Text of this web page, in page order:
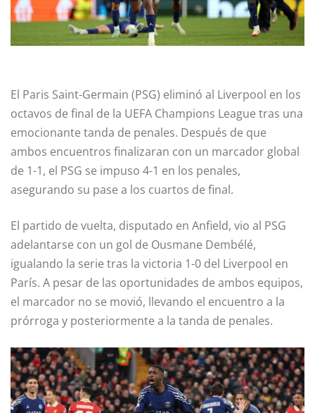
El Paris Saint-Germain (PSG) eliminó al Liverpool en los
octavos de final de la UEFA Champions League tras una
emocionante tanda de penales. Después de que
ambos encuentros finalizaran con un marcador global
de 1-1, el PSG se impuso 4-1 en los penales,
asegurando su pase a los cuartos de final.
El partido de vuelta, disputado en Anfield, vio al PSG
adelantarse con un gol de Ousmane Dembélé,
igualando la serie tras la victoria 1-0 del Liverpool en
París. A pesar de las oportunidades de ambos equipos,
el marcador no se movió, llevando el encuentro a la
prórroga y posteriormente a la tanda de penales.